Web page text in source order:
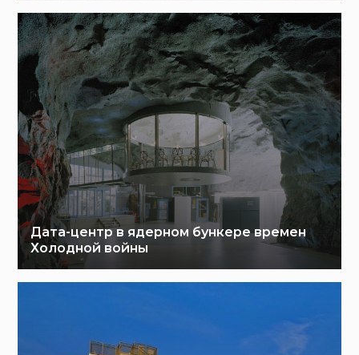
Дата-центр в ядерном бункере времен
Холодной войны